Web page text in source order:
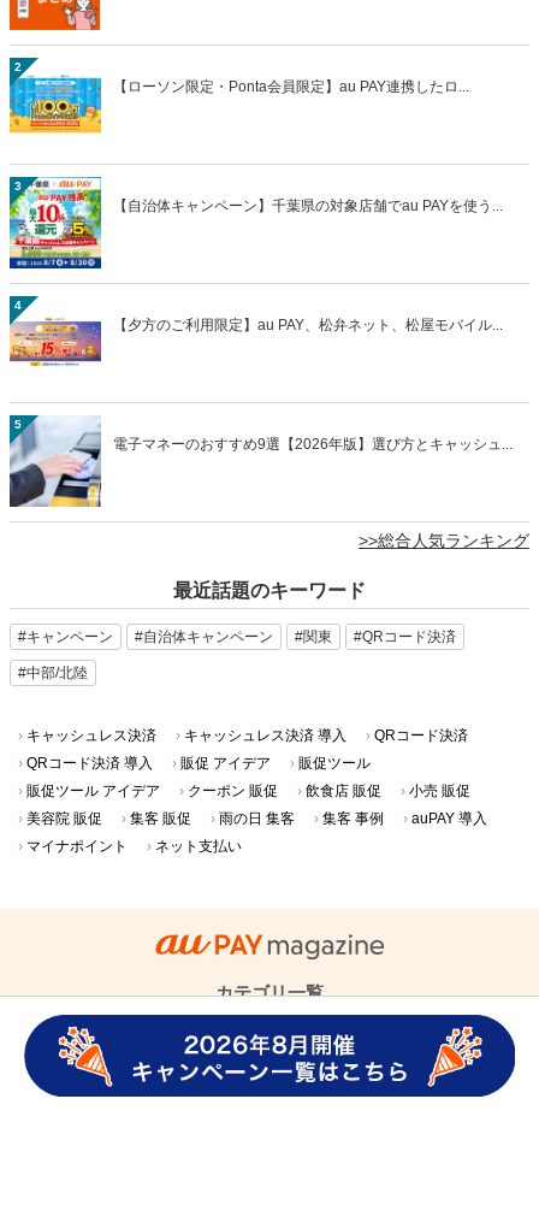
2
【ローソン限定・Ponta会員限定】au PAY連携したロ...
3
【自治体キャンペーン】千葉県の対象店舗でau PAYを使う...
4
【夕方のご利用限定】au PAY、松弁ネット、松屋モバイル...
5
電子マネーのおすすめ9選【2026年版】選び方とキャッシュ...
>>総合人気ランキング
最近話題のキーワード
#キャンペーン #自治体キャンペーン #関東 #QRコード決済
#中部/北陸
キャッシュレス決済 キャッシュレス決済 導入
QRコード決済
QRコード決済 導入
販促 アイデア
販促ツール
販促ツール アイデア
クーポン 販促 飲食店 販促
小売 販促
美容院 販促
集客 販促 雨の日 集客 集客 事例
auPAY 導入
マイナポイント
ネット支払い
カテゴリ一覧
au PAYの使い方 ニュース・キャンペーン
QRコード決済・
キャッシュレス
au PAY導入事例
グロースパック